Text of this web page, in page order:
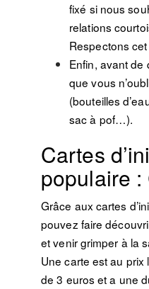
fixé si nous
relations
Respectons
Enfin, avant de
que vous
(bouteilles
sac à pof…).
Cartes
populaire :
Grâce aux cartes
pouvez faire
et venir grimper à la
Une carte est au prix
de 3 euros et a une